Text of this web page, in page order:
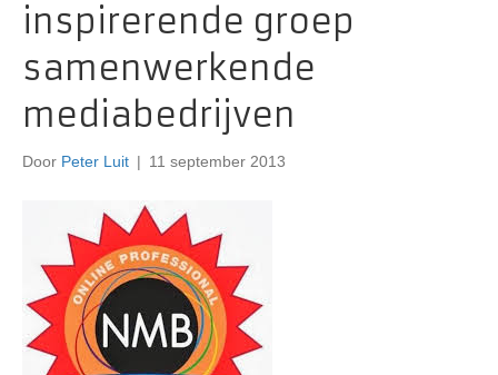
inspirerende groep
samenwerkende
mediabedrijven
Door Peter Luit | 11 september 2013